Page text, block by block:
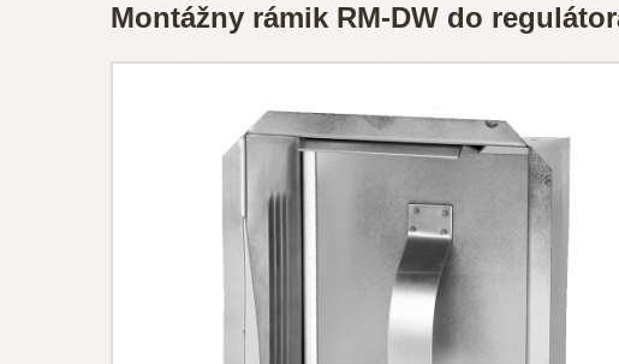
Montážny rámik RM-DW do